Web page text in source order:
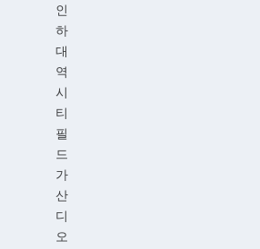
인
하
대
역
시
티
필
드
가
산
디
오